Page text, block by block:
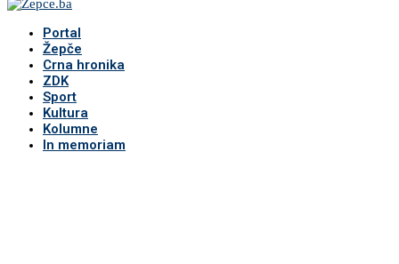
Portal
Žepče
Crna hronika
ZDK
Sport
Kultura
Kolumne
In memoriam